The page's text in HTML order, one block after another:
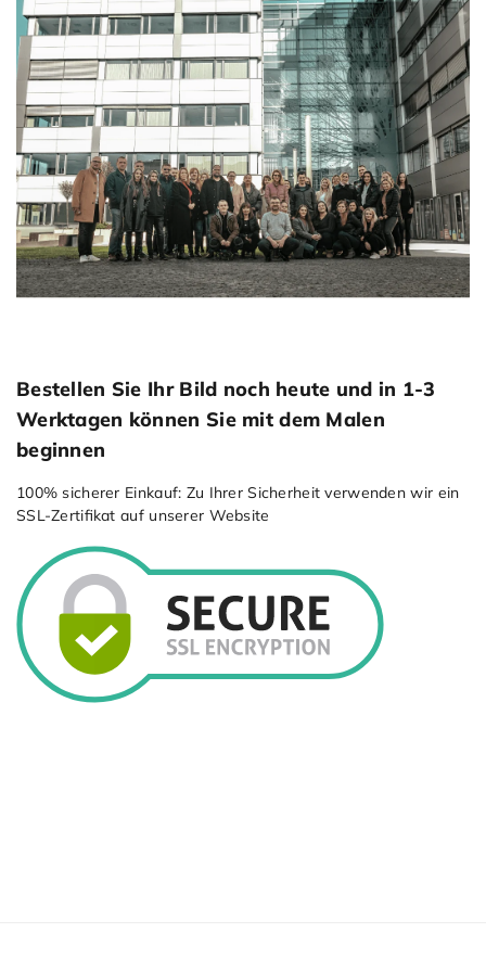
Bestellen Sie Ihr Bild noch heute und in 1-3
Werktagen können Sie mit dem Malen
beginnen
100% sicherer Einkauf: Zu Ihrer Sicherheit verwenden wir ein
SSL-Zertiﬁkat auf unserer Website